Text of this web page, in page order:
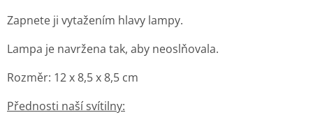
Zapnete ji vytažením hlavy lampy.
Lampa je navržena tak, aby neoslňovala.
Rozměr: 12 x 8,5 x 8,5 cm
Přednosti naší svítilny: